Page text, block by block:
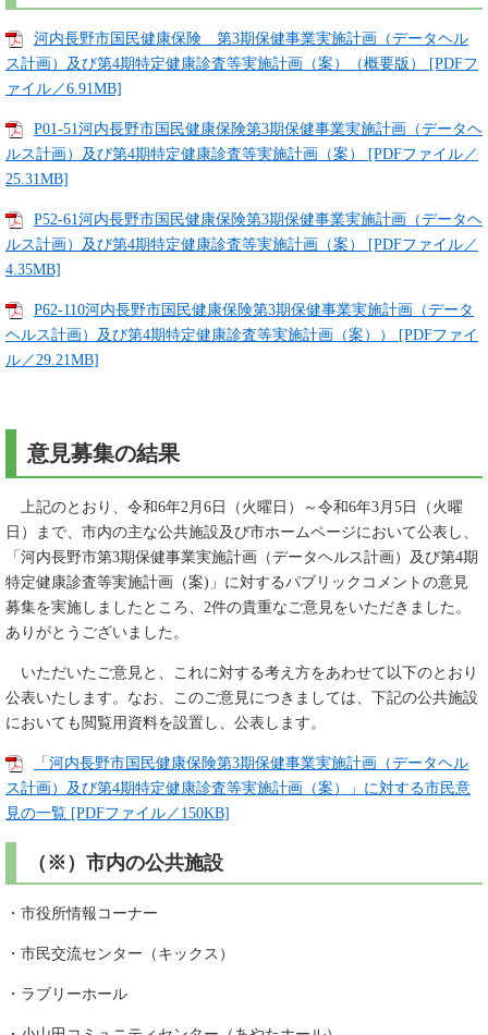
河内長野市国民健康保険 第3期保健事業実施計画（データヘル
ス計画）及び第4期特定健康診査等実施計画（案）（概要版） [PDFフ
ァイル／6.91MB]
P01-51河内長野市国民健康保険第3期保健事業実施計画（データヘ
ルス計画）及び第4期特定健康診査等実施計画（案） [PDFファイル／
25.31MB]
P52-61河内長野市国民健康保険第3期保健事業実施計画（データヘ
ルス計画）及び第4期特定健康診査等実施計画（案） [PDFファイル／
4.35MB]
P62-110河内長野市国民健康保険第3期保健事業実施計画（データ
ヘルス計画）及び第4期特定健康診査等実施計画（案）） [PDFファイ
ル／29.21MB]
意見募集の結果
上記のとおり、令和6年2月6日（火曜日）～令和6年3月5日（火曜
日）まで、市内の主な公共施設及び市ホームページにおいて公表し、
「河内長野市第3期保健事業実施計画（データヘルス計画）及び第4期
特定健康診査等実施計画（案)」に対するパブリックコメントの意見
募集を実施しましたところ、2件の貴重なご意見をいただきました。
ありがとうございました。
いただいたご意見と、これに対する考え方をあわせて以下のとおり
公表いたします。なお、このご意見につきましては、下記の公共施設
においても閲覧用資料を設置し、公表します。
「河内長野市国民健康保険第3期保健事業実施計画（データヘル
ス計画）及び第4期特定健康診査等実施計画（案）」に対する市民意
見の一覧 [PDFファイル／150KB]
（※）市内の公共施設
・市役所情報コーナー
・市民交流センター（キックス）
・ラブリーホール